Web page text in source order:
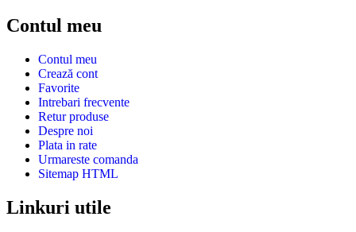
Contul meu
Contul meu
Crează cont
Favorite
Intrebari frecvente
Retur produse
Despre noi
Plata in rate
Urmareste comanda
Sitemap HTML
Linkuri utile